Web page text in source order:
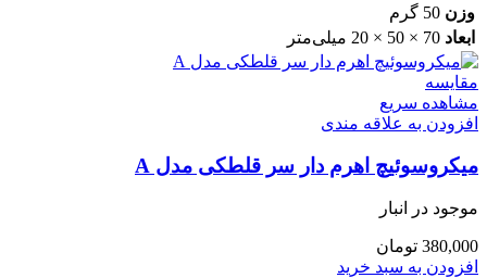
وزن 50 گرم
ابعاد 70 × 50 × 20 میلی‌متر
مقایسه
مشاهده سریع
افزودن به علاقه مندی
میکروسوئیچ اهرم دار سر قلطکی مدل A
موجود در انبار
380,000 تومان
افزودن به سبد خرید